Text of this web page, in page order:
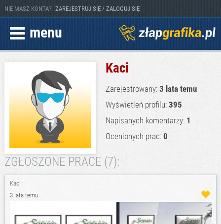
NIE MASZ KONTA? ZAREJESTRUJ SIĘ / ZALOGUJ SIĘ
menu
Kaci
Zarejestrowany: 3 lata temu
Wyświetleń profilu: 395
Napisanych komentarzy: 1
Ocenionych prac: 0
ZGŁOSZONE PRACE (7):
Kaci
3 lata temu